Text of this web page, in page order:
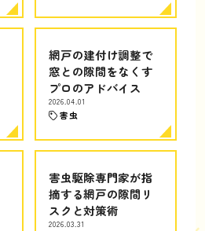
網戸の建付け調整で
窓との隙間をなくす
プロのアドバイス
2026.04.01
害虫
害虫駆除専門家が指
摘する網戸の隙間リ
スクと対策術
2026.03.31